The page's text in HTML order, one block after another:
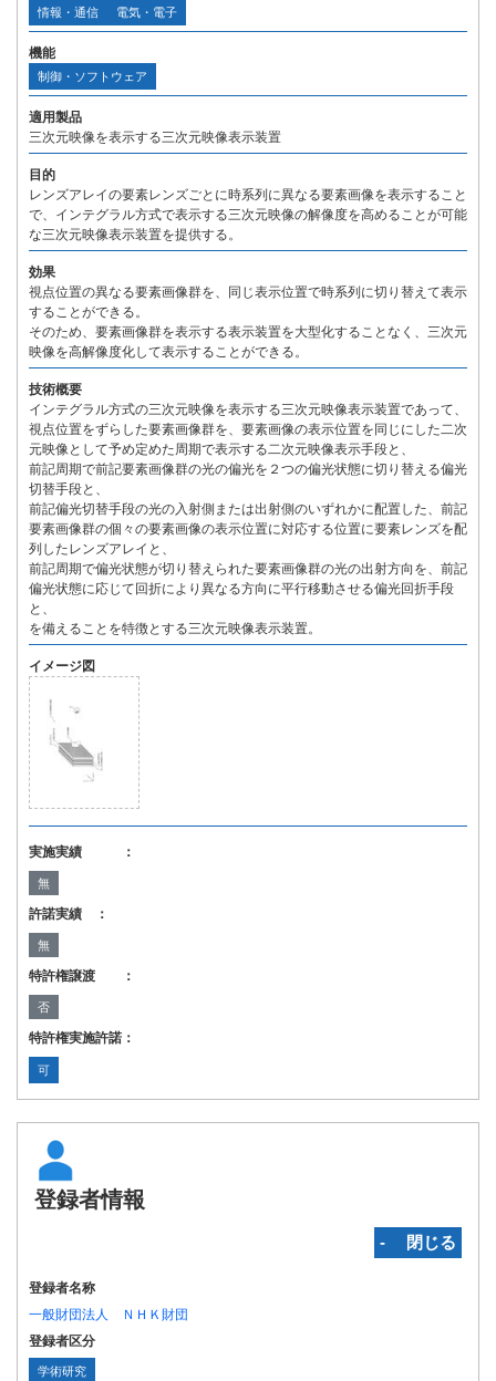
情報・通信 電気・電子
機能
制御・ソフトウェア
適用製品
三次元映像を表示する三次元映像表示装置
目的
レンズアレイの要素レンズごとに時系列に異なる要素画像を表示すること
で、インテグラル方式で表示する三次元映像の解像度を高めることが可能
な三次元映像表示装置を提供する。
効果
視点位置の異なる要素画像群を、同じ表示位置で時系列に切り替えて表示
することができる。
そのため、要素画像群を表示する表示装置を大型化することなく、三次元
映像を高解像度化して表示することができる。
技術概要
インテグラル方式の三次元映像を表示する三次元映像表示装置であって、
視点位置をずらした要素画像群を、要素画像の表示位置を同じにした二次
元映像として予め定めた周期で表示する二次元映像表示手段と、
前記周期で前記要素画像群の光の偏光を２つの偏光状態に切り替える偏光
切替手段と、
前記偏光切替手段の光の入射側または出射側のいずれかに配置した、前記
要素画像群の個々の要素画像の表示位置に対応する位置に要素レンズを配
列したレンズアレイと、
前記周期で偏光状態が切り替えられた要素画像群の光の出射方向を、前記
偏光状態に応じて回折により異なる方向に平行移動させる偏光回折手段
と、
を備えることを特徴とする三次元映像表示装置。
イメージ図
実施実績 ：
無
許諾実績 ：
無
特許権譲渡 ：
否
特許権実施許諾：
可
登録者情報
‐ 閉じる
登録者名称
一般財団法人 ＮＨＫ財団
登録者区分
学術研究